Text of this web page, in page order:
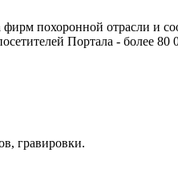
похоронной отрасли и
Портала - более
гравировки.